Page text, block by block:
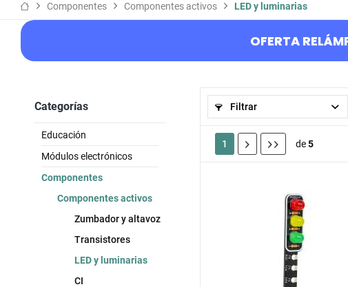
Componentes Componentes activos LED y luminarias
OFERTA
Categorías
Educación
Módulos electrónicos
Componentes
Componentes activos
Zumbador y altavoz
Transistores
LED y luminarias
CI
Filtrar
1 de5